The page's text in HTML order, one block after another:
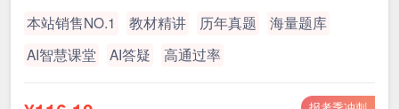
本站销售NO.1 教材精讲 历年真题
海量题库
AI智慧课堂
AI答疑 高通过率